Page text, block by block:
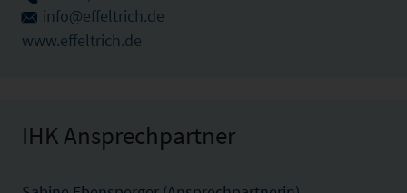
info@effeltrich.de
www.effeltrich.de
IHK Ansprechpartner